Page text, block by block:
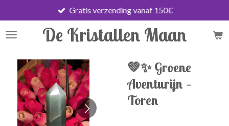
direct
naar
hoofdinhoud
De Kristallen Maan
Gratis verzending vanaf 150€
💚✨ Groene
Aventurijn –
Toren